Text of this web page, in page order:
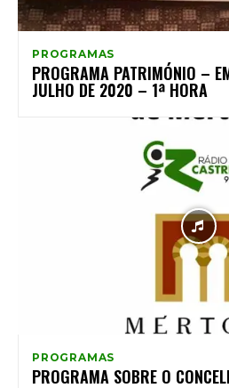
PROGRAMAS
PROGRAMA PATRIMÓNIO –
JULHO DE 2020 – 1ª HORA
PROGRAMAS
PROGRAMA SOBRE O